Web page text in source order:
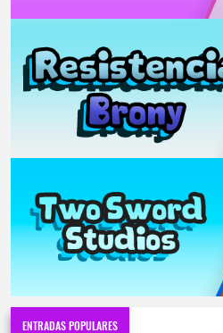
ENTRADAS POPULARES